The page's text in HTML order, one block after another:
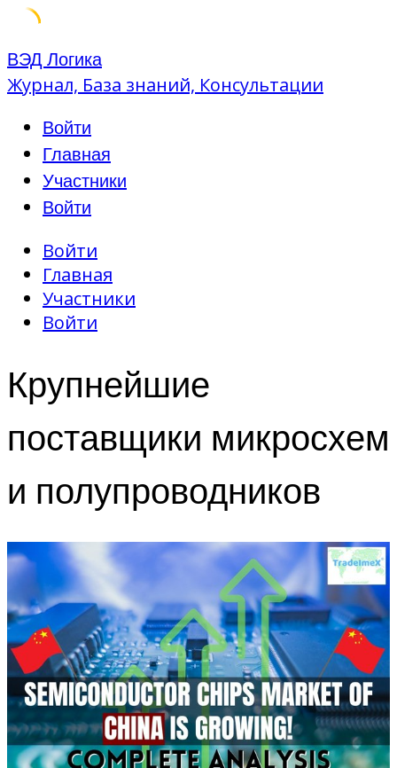
Skip
to
ВЭД Логика
Журнал, База знаний, Консультации
Войти
Главная
Участники
Войти
Войти
Главная
Участники
Войти
Крупнейшие
поставщики микросхем
и полупроводников